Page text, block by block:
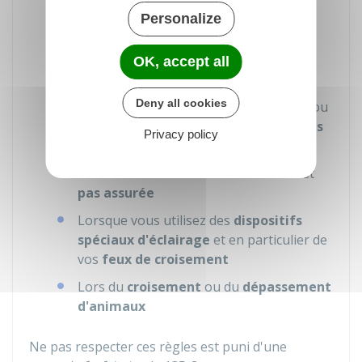
insuffisantes(temps de pluie et autres
précipitations, brouillard…)
Dans les
Dans lesdescentes rapides
Dans les sections de routes étroites
ou
encombréesou
bordées d'habitations
n'est
pas assurée
Lorsque vous utilisez des dispositifs
spéciaux d'éclairage et en particulier de
vos feux de croisement
Lors du croisement ou du dépassement
d'animaux
Ne pas respecter ces règles est puni d'une
Personalize
OK, accept all
Deny all cookies
Privacy policy